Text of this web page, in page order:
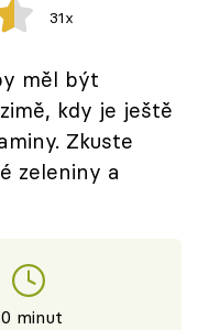
31x
měl být
kdy je ještě
Zkuste
zeleniny a
minut